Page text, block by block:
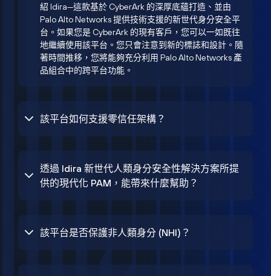
紹 Idira—這款基於 CyberArk 的深厚底蘊打造、並由
Palo Alto Networks 提供技術支援的新世代身分安全平
台。如果您是 CyberArk 的現有客戶，您可以一如既往
地繼續使用該平台。您只會注意到新的標誌和設計。隨
著時間推移，您將能夠充分利用 Palo Alto Networks 產
品組合中的跨平台功能。
該平台如何支援零信任架構？
透過 Idira 新世代人類身分安全性解決方案所提
供的現代化 PAM，能帶來什麼幫助？
該平台是否保護非人類身分 (NHI)？